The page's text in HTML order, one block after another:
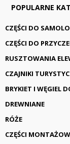
POPULARNE
CZĘŚCI DO
CZĘŚCI DO
RUSZTOWANIA
CZAJNIKI
BRYKIET I WĘGIEL
DREWNIANE
RÓŻE
CZĘŚCI